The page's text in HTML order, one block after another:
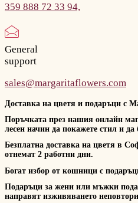
359 888 72 33 94,
General
support
sales@margaritaflowers.com
Доставка на цветя и подаръци с
Поръчката през нашия онлайн
лесен начин да покажете стил и
Безплатна доставка на цветя в
отнемат 2 работни дни.
Богат избор от кошници с
Подаръци за жени или мъжки
направят изживяването